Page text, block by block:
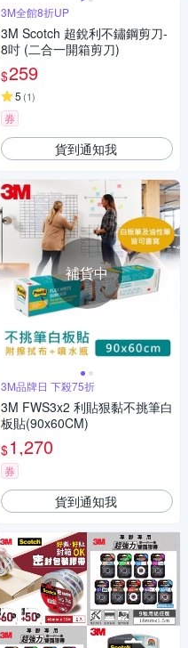
3M全館8折UP
3M Scotch 超銳利不鏽鋼剪刀-
8吋 (二合一開箱剪刀)
$259
5 (1)
券
貨到通知我
補貨中
3M品牌日 下殺75折
3M FWS3x2 利貼狠黏不挑筆白
板貼(90x60CM)
$1,270
券
貨到通知我